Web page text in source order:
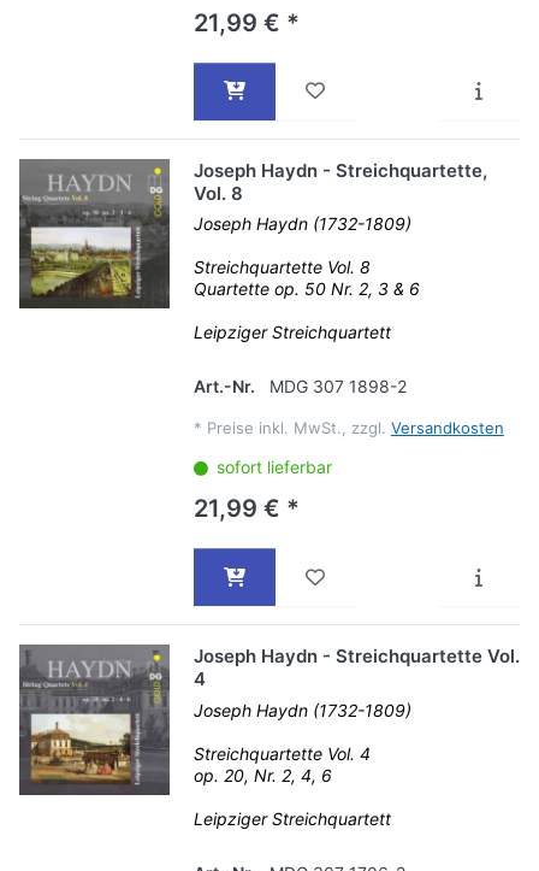
21,99 € *
Joseph Haydn - Streichquartette,
Vol. 8
Joseph Haydn (1732-1809)
Streichquartette Vol. 8
Quartette op. 50 Nr. 2, 3 & 6
Leipziger Streichquartett
Art.-Nr. MDG 307 1898-2
* Preise inkl. MwSt., zzgl. Versandkosten
sofort lieferbar
21,99 € *
Joseph Haydn - Streichquartette Vol.
4
Joseph Haydn (1732-1809)
Streichquartette Vol. 4
op. 20, Nr. 2, 4, 6
Leipziger Streichquartett